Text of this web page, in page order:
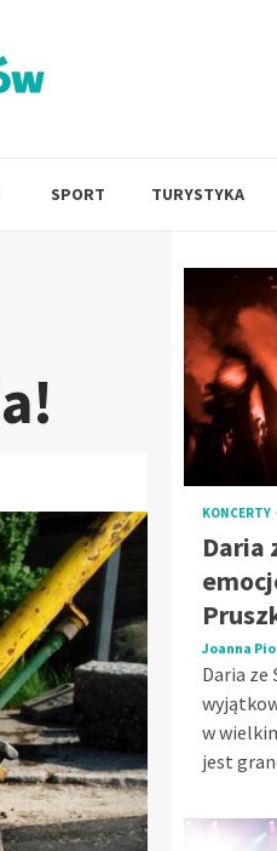
SPORT TURYSTYKA
KONCERTY
Daria
Joanna
Daria ze
w
jest